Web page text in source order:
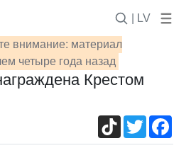
| LV
внимание: материал
четыре года назад
Крестом
TikTokTwitter